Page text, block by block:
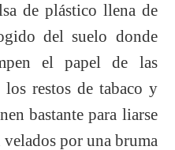
de plástico llena de
del suelo donde
el papel de las
restos de tabaco y
bastante para liarse
por una bruma